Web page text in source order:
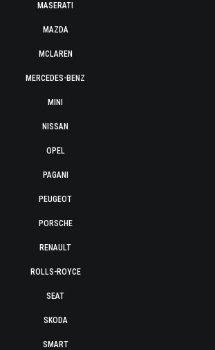
MASERATI
MAZDA
MCLAREN
MERCEDES-BENZ
MINI
NISSAN
OPEL
PAGANI
PEUGEOT
PORSCHE
RENAULT
ROLLS-ROYCE
SEAT
SKODA
SMART